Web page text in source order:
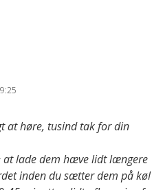
at høre, tusind tak for din
at lade dem hæve lidt længere
inden du sætter dem på køl